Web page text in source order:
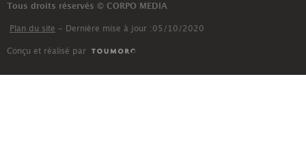
Tous droits réservés © CORPO MEDIA
Plan du site - Dernière mise à jour :05/10/2020
Conçu et réalisé par